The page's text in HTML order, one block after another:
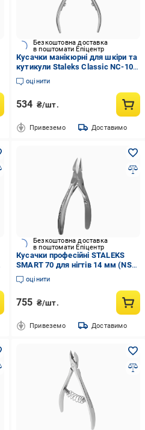
Безкоштовна доставка
в поштомати Епіцентр
Кусачки манікюрні для шкіри та
кутикули Staleks Classic NC-10-
14 полировані 14 мм (23940394)
оцінити
534 ₴/шт.
Привеземо Доставимо
Безкоштовна доставка
в поштомати Епіцентр
Кусачки професійні STALEKS
SMART 70 для нігтів 14 мм (NS-
70-14)
оцінити
755 ₴/шт.
Привеземо Доставимо